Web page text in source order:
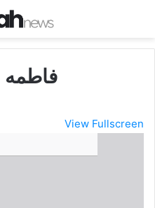
فاطمه
View Fullscreen